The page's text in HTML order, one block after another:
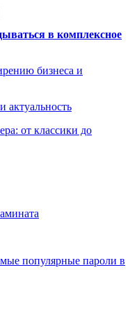
в комплексное
бизнеса и
актуальность
от классики до
популярные пароли в